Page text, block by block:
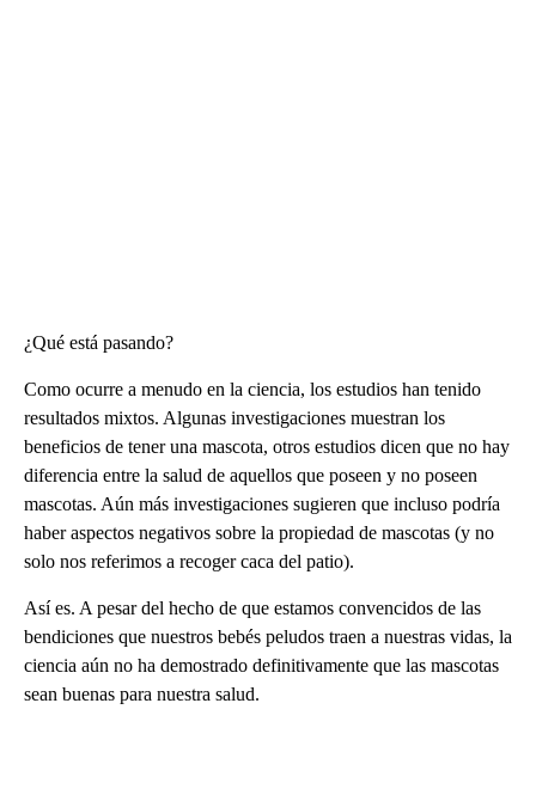
¿Qué está pasando?
Como ocurre a menudo en la ciencia, los estudios han tenido
resultados mixtos. Algunas investigaciones muestran los
beneficios de tener una mascota, otros estudios dicen que no hay
diferencia entre la salud de aquellos que poseen y no poseen
mascotas. Aún más investigaciones sugieren que incluso podría
haber aspectos negativos sobre la propiedad de mascotas (y no
solo nos referimos a recoger caca del patio).
Así es. A pesar del hecho de que estamos convencidos de las
bendiciones que nuestros bebés peludos traen a nuestras vidas, la
ciencia aún no ha demostrado definitivamente que las mascotas
sean buenas para nuestra salud.